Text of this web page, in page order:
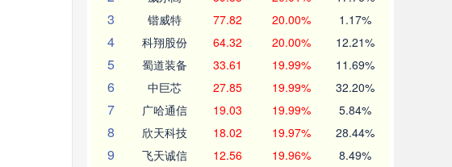
3 锴威特 77.82 20.00% 1.17%
4 科翔股份 64.32 20.00% 12.21%
5 蜀道装备 33.61 19.99% 11.69%
6 中巨芯 27.85 19.99% 32.20%
7 广哈通信 19.03 19.99% 5.84%
8 欣天科技 18.02 19.97% 28.44%
9 飞天诚信 12.56 19.96% 8.49%